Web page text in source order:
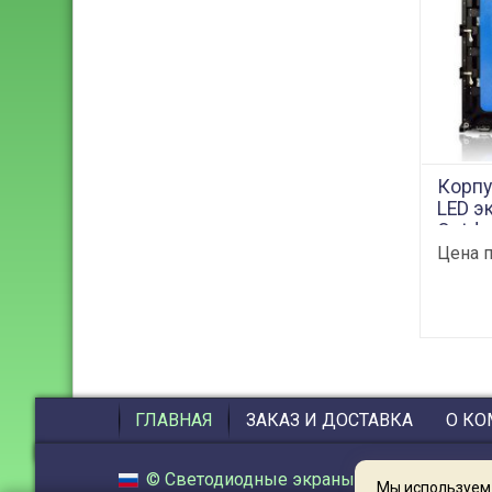
LED
DXJE
IP65,
Цена
ГЛАВНАЯ ЗАКАЗ И ДОСТАВКА О
©Светодиодные экраны 2014 - 2026 -
Мы